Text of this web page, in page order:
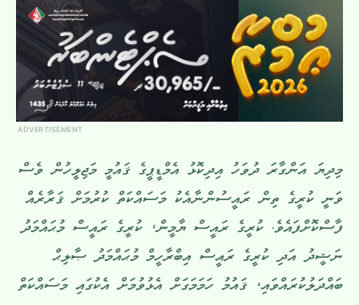
ADVERTISEMENT
މިދިޔަ އަންގާރަ ދުވަހު އިދިކޮޅު އެމްޑީޕީގެ ޤައުމީ މަޖިލީހުން ވެސް
ވަނީ ކުރީގެ ތިން ރައީސުންނާއެކު މަސައްކަތް ކުރުމަށް ޤަރާރެއް
ފާސްކޮށްފައެވެ. ކުރީގެ ރައީސް ޔާމީން، ކުރީގެ ރައީސް މުޙައްމަދު
ނަޝީދު އަދި ކުރީގެ ރައީސް އިބްރާހީމް މުޙައްމަދު ޞާލިޙް
ބައްދަލުކުރައްވައި، ޤައުމު ހަމަމަގަށް އެޅުވުމަށް އެކުގައި މަސައްކަތް